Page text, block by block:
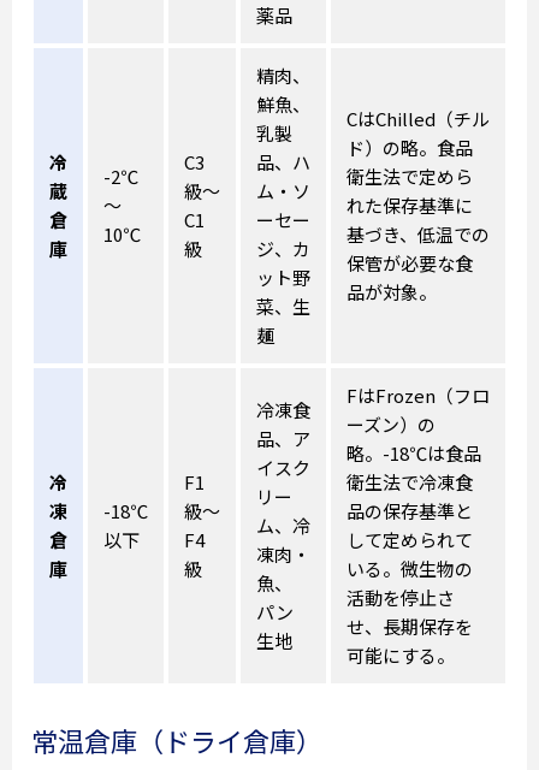
薬品
冷
蔵
倉
庫
-2℃
～
10℃
C3
級～
C1
級
精肉、
鮮魚、
乳製
品、ハ
ム・ソ
ーセー
ジ、カ
ット野
菜、生
麺
CはChilled（チル
ド）の略。食品
衛生法で定めら
れた保存基準に
基づき、低温での
保管が必要な食
品が対象。
冷
凍
倉
庫
-18℃
以下
F1
級～
F4
級
冷凍食
品、ア
イスク
リー
ム、冷
凍肉・
魚、
パン
生地
FはFrozen（フロ
ーズン）の
略。-18℃は食品
衛生法で冷凍食
品の保存基準と
して定められて
いる。微生物の
活動を停止さ
せ、長期保存を
可能にする。
常温倉庫（ドライ倉庫）